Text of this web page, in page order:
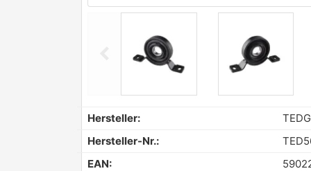
Previous
Hersteller:
Hersteller-Nr.:
EAN: